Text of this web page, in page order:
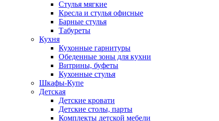
Стулья мягкие
Кресла и стулья офисные
Барные стулья
Табуреты
Кухня
Кухонные гарнитуры
Обеденные зоны для кухни
Витрины, буфеты
Кухонные стулья
Шкафы-Купе
Детская
Детские кровати
Детские столы, парты
Комплекты детской мебели